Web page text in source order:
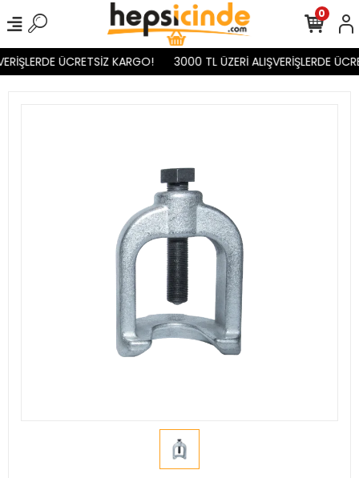
ÜCRETSİZ KARGO! 3000 TL ÜZERİ ALIŞVERİŞLERDE
0